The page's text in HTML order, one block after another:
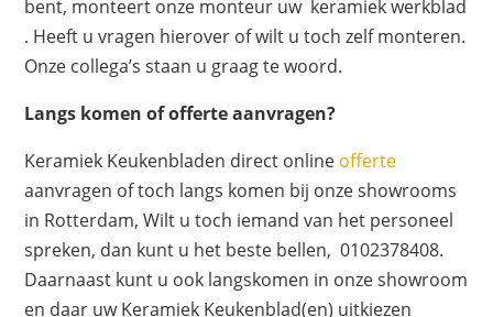
bent, monteert onze monteur uw keramiek werkblad
. Heeft u vragen hierover of wilt u toch zelf monteren.
Onze collega’s staan u graag te woord.
Langs komen of offerte aanvragen?
Keramiek Keukenbladen direct online offerte
aanvragen of toch langs komen bij onze showrooms
in Rotterdam, Wilt u toch iemand van het personeel
spreken, dan kunt u het beste bellen, 0102378408.
Daarnaast kunt u ook langskomen in onze showroom
en daar uw Keramiek Keukenblad(en) uitkiezen